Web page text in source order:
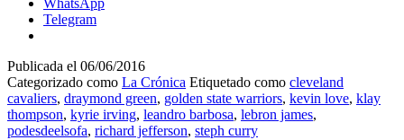
WhatsApp
Telegram
Publicada el 06/06/2016
Categorizado como La Crónica Etiquetado como cleveland
cavaliers, draymond green, golden state warriors, kevin love, klay
thompson, kyrie irving, leandro barbosa, lebron james,
podesdeelsofa, richard jefferson, steph curry